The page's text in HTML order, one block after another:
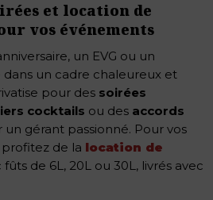
et location de
vos événements
un EVG ou un
dans un cadre chaleureux et
pour des soirées
cocktails ou des accords
un gérant passionné. Pour vos
de la location de
fûts de 6L, 20L ou 30L, livrés avec